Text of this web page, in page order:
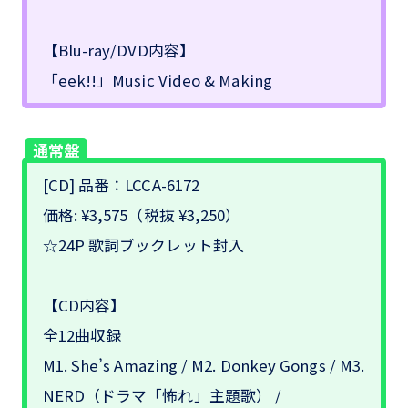
【Blu-ray/DVD内容】
「eek!!」Music Video & Making
通常盤
[CD] 品番：LCCA-6172
価格: ¥3,575（税抜 ¥3,250）
☆24P 歌詞ブックレット封入
【CD内容】
全12曲収録
M1. She’s Amazing / M2. Donkey Gongs / M3.
NERD（ドラマ「怖れ」主題歌） /